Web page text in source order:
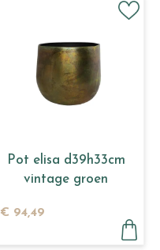
Pot elisa d39h33cm
vintage groen
€ 94,49